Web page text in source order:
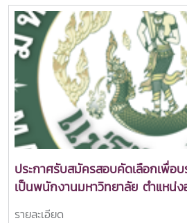
ประกาศรับสมัครสอบคัดเลือกเพื่อ
เป็นพนักงานมหาวิทยาลัย ตำแหน่ง
1011 สังกัดคณะศิลปศาสตร์
รายละเอียด